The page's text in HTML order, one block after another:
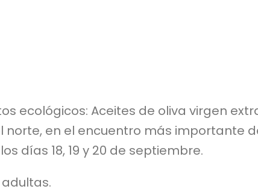
ecológicos: Aceites de oliva virgen
norte, en el encuentro más importante
días 18, 19 y 20 de septiembre.